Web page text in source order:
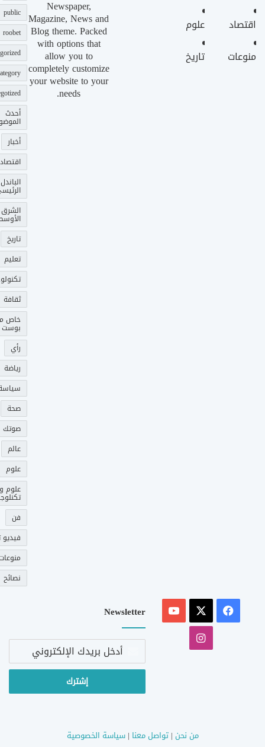
اقتصاد
منوعات
علوم
تاريخ
Newspaper,
Magazine, News and
Blog theme. Packed
with options that
allow you to
completely customize
your website to your
needs.
public
roobet
أحدث
أخبار
اقتصاد
الباندل
الشرق
تاريخ
تعليم
ثقافة
خاص
بوست
رأي
رياضة
صحة
عالم
علوم
علوم و
فن
فيديو
نصائح
فيسبوك
‫YouTube
انستقرام
Newsletter
أدخل
الإلكتروني
من نحن |تواصل معنا |سياسة الخصوصية